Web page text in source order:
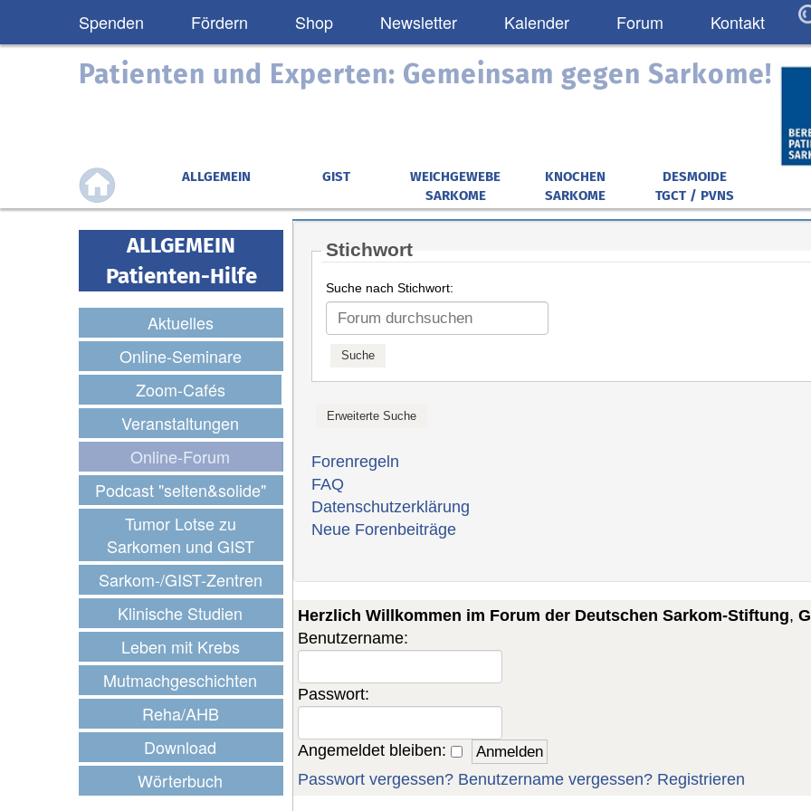
Spenden Fördern Shop Newsletter Kalender Forum Kontakt
Patienten und Experten: Gemeinsam gegen Sarkome!
ALLGEMEIN GIST
WEICHGEWEBE
SARKOME
KNOCHEN
SARKOME
DESMOIDE
TGCT / PVNS
ALLGEMEIN
Patienten-Hilfe
Aktuelles
Online-Seminare
Zoom-Cafés
Veranstaltungen
Online-Forum
Podcast "selten&solide"
Tumor Lotse zu
Sarkomen und GIST
Sarkom-/GIST-Zentren
Klinische Studien
Leben mit Krebs
Mutmachgeschichten
Reha/AHB
Download
Wörterbuch
Stichwort
Suche nach Stichwort:
Forenregeln
FAQ
Datenschutzerklärung
Neue Forenbeiträge
Herzlich Willkommen im Forum der Deutschen Sarkom-Stiftung,
Benutzername:
Passwort:
Angemeldet bleiben:
Passwort vergessen? Benutzername vergessen? Registrieren